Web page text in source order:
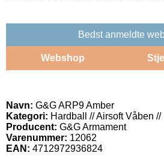
Bedst anmeldte
Webshop
Navn: G&G ARP9 Amber
Kategori: Hardball // Airsoft Våben
Producent: G&G Armament
Varenummer: 12062
EAN: 4712972936824